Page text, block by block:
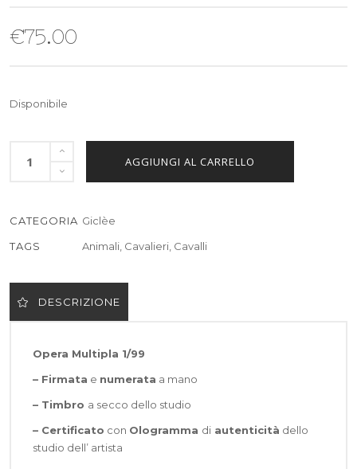
€75.00
Disponibile
AGGIUNGI AL CARRELLO
CATEGORIA Giclèe
TAGS
Animali, Cavalieri, Cavalli
DESCRIZIONE
Opera Multipla 1/99
– Firmata e numerata a mano
– Timbro a secco dello studio
– Certificato con Ologramma diautenticità dello
studio dell’ artista